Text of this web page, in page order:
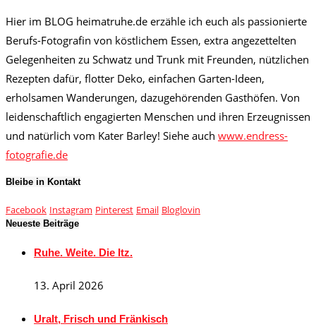
Hier im BLOG heimatruhe.de erzähle ich euch als passionierte
Berufs-Fotografin von köstlichem Essen, extra angezettelten
Gelegenheiten zu Schwatz und Trunk mit Freunden, nützlichen
Rezepten dafür, flotter Deko, einfachen Garten-Ideen,
erholsamen Wanderungen, dazugehörenden Gasthöfen. Von
leidenschaftlich engagierten Menschen und ihren Erzeugnissen
und natürlich vom Kater Barley! Siehe auch www.endress-
fotografie.de
Bleibe in Kontakt
Facebook Instagram Pinterest Email Bloglovin
Neueste Beiträge
Ruhe. Weite. Die Itz.
13. April 2026
Uralt, Frisch und Fränkisch